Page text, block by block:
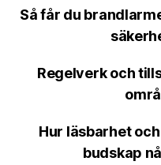
Så får du
Regelverk och
Hur läsbarhet
budskap